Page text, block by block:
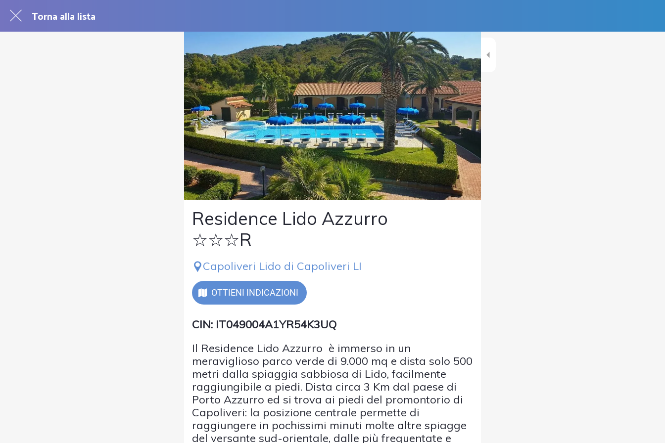
Torna alla lista
Residence Lido Azzurro
☆☆☆R
Capoliveri Lido di Capoliveri LI
OTTIENI INDICAZIONI
CIN: IT049004A1YR54K3UQ
Il Residence Lido Azzurro è immerso in un
meraviglioso parco verde di 9.000 mq e dista solo 500
metri dalla spiaggia sabbiosa di Lido, facilmente
raggiungibile a piedi. Dista circa 3 Km dal paese di
Porto Azzurro ed si trova ai piedi del promontorio di
Capoliveri: la posizione centrale permette di
raggiungere in pochissimi minuti molte altre spiagge
del versante sud-orientale, dalle più frequentate e